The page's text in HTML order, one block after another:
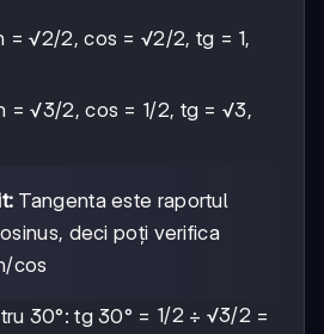
= √2/2, cos = √2/2, tg = 1,
= √3/2, cos = 1/2, tg = √3,
Tangenta este raportul
deci poți verifica
cos
30°: tg 30° = 1/2
1/2÷ √3/2
√3/2=